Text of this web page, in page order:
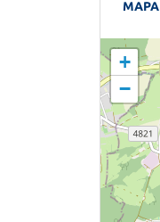
MAPA
+
−